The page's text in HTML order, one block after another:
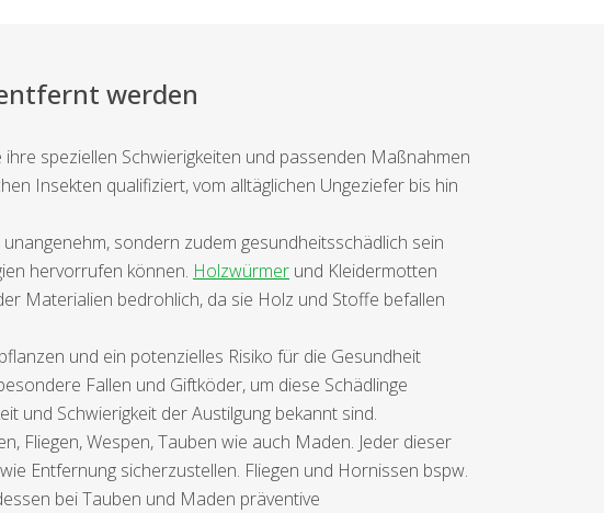
werden
speziellen Schwierigkeiten und passenden Maßnahmen
Insekten qualifiziert, vom alltäglichen Ungeziefer bis hin
sondern zudem gesundheitsschädlich sein
hervorrufen können. Holzwürmer und Kleidermotten
Materialien bedrohlich, da sie Holz und Stoffe befallen
und ein potenzielles Risiko für die Gesundheit
Fallen und Giftköder, um diese Schädlinge
und Schwierigkeit der Austilgung bekannt sind.
Fliegen, Wespen, Tauben wie auch Maden. Jeder dieser
Entfernung sicherzustellen. Fliegen und Hornissen bspw.
bei Tauben und Maden präventive